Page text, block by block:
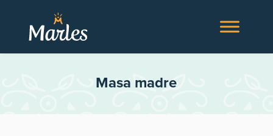
Masa madre